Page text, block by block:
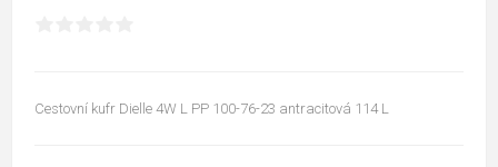
Cestovní kufr Dielle 4W L PP 100-76-23 antracitová 114 L